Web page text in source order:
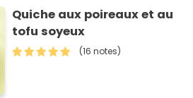
Quiche aux poireaux et au
tofu soyeux
(16 notes)